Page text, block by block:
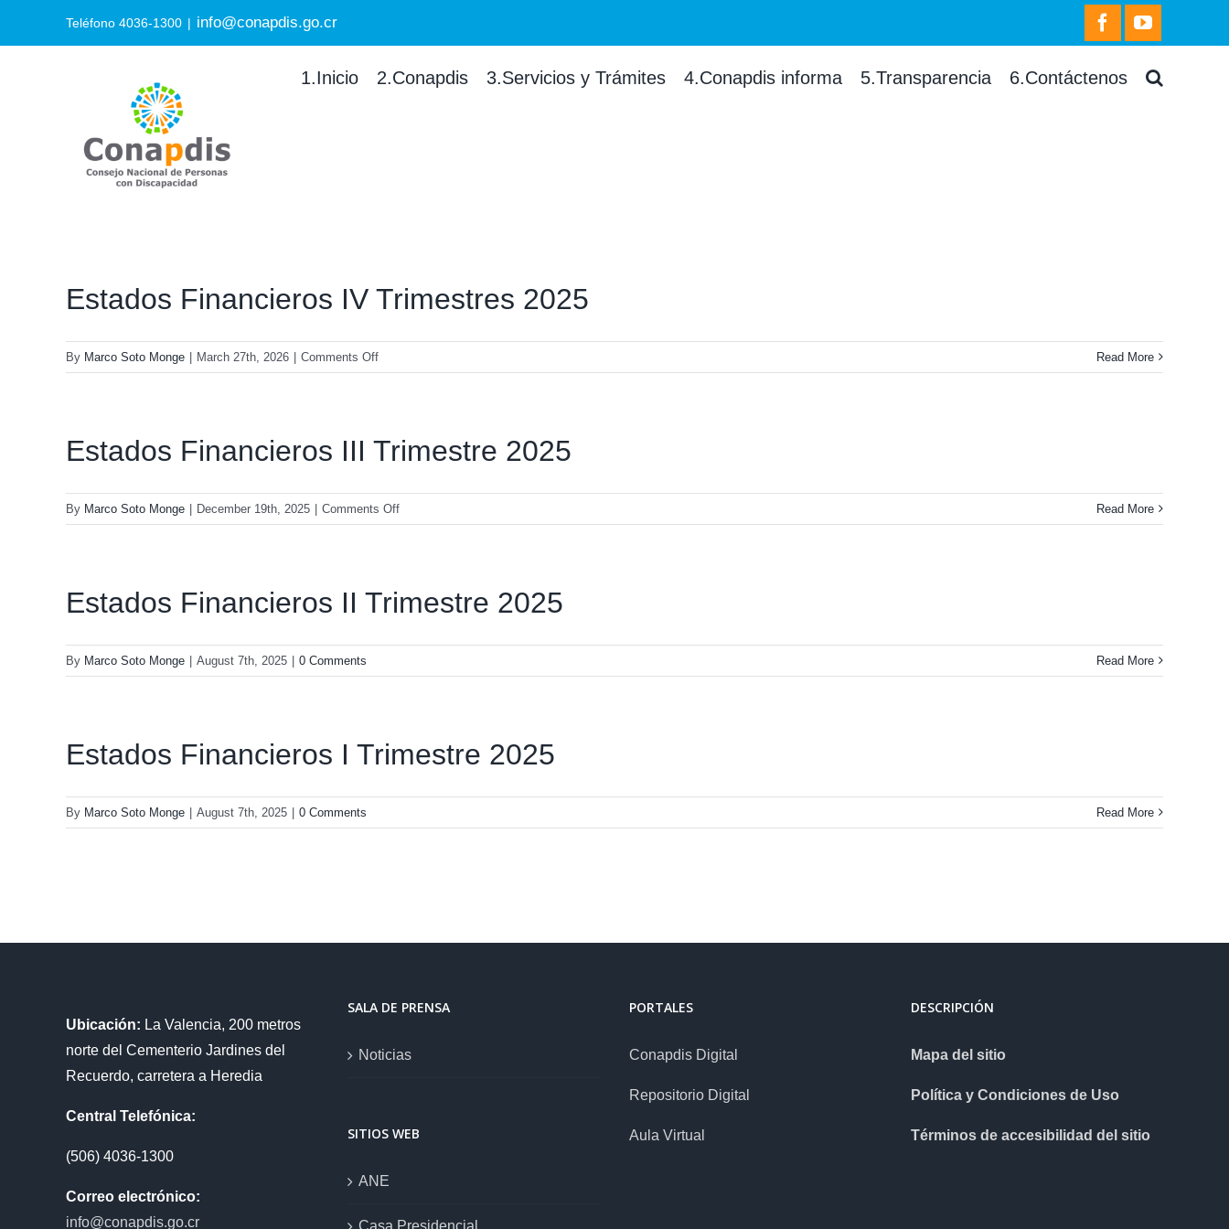
Teléfono 4036-1300 | info@conapdis.go.cr facebookyoutube
Search
for:
1.Inicio 2.Conapdis 3.Servicios y Trámites 4.Conapdis informa 5.Transparencia 6.Contáctenos
Estados Financieros IV Trimestres 2025
By Marco Soto Monge | March 27th, 2026 | Comments Offon
Estados
Trimestres
2025
Read More
Estados Financieros III Trimestre 2025
By Marco Soto Monge | December 19th, 2025 | Comments Offon
Estados
2025
Read More
Estados Financieros II Trimestre 2025
By Marco Soto Monge | August 7th, 2025 | 0 Comments Read More
Estados Financieros I Trimestre 2025
By Marco Soto Monge | August 7th, 2025 | 0 Comments Read More
Ubicación: La Valencia, 200 metros
norte del Cementerio Jardines del
Recuerdo, carretera a Heredia
Central Telefónica:
(506) 4036-1300
Correo electrónico:
info@conapdis.go.cr
SALA DE PRENSA
Noticias
SITIOS WEB
ANE
Casa Presidencial
PORTALES
Conapdis Digital
Repositorio Digital
Aula Virtual
DESCRIPCIÓN
Mapa del sitio
Política y Condiciones de Uso
Términos de accesibilidad del sitio